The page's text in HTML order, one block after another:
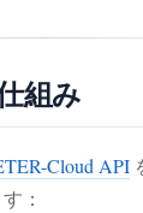
組み
Cloud API
：